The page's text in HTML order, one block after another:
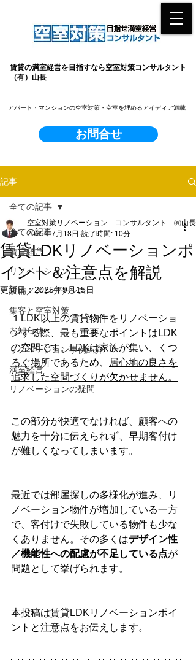
賃貸の満室経営を目指すなら空室対策コンサルタント
（有）山長
お問合せ
​アパート・マンションの空室対策・空室を埋めるアイディア満載
記事
全ての記事
賃貸経営
リノベーション
設備／メンテナンス
集客と空室対策
お知らせ
リノベーション事例紹介
満室経営
リノベーションの疑問
全ての記事
賃貸LDKリノベーションポ
イント＆注意点を解説
空室対策リノベーション コンサルタント ㈲山長
2025年7月18日 読了時間: 10分
更新日：2025年9月15日
１LDK以上の賃貸物件をリノベーショ
ンする際、最も重要なポイントはLDK
の空間です。LDKは家族が集い、くつ
ろぐ場所であるため、
居心地の良さを
追求した空間づくりが欠かせません。
この部分が快適でなければ、顧客への
魅力を十分に伝えられず、早期客付け
が難しくなってしまいます。
最近では部屋探しの多様化が進み、リ
ノベーション物件が増加している一方
で、客付けで失敗している物件も少な
くありません。その多くはデザイン性
／機能性への配慮が不足している点が
問題として挙げられます。
本投稿は賃貸LDKリノベーションポイ
ントと注意点をお伝えします。